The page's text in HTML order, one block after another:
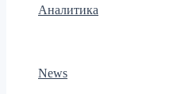
Аналитика
News